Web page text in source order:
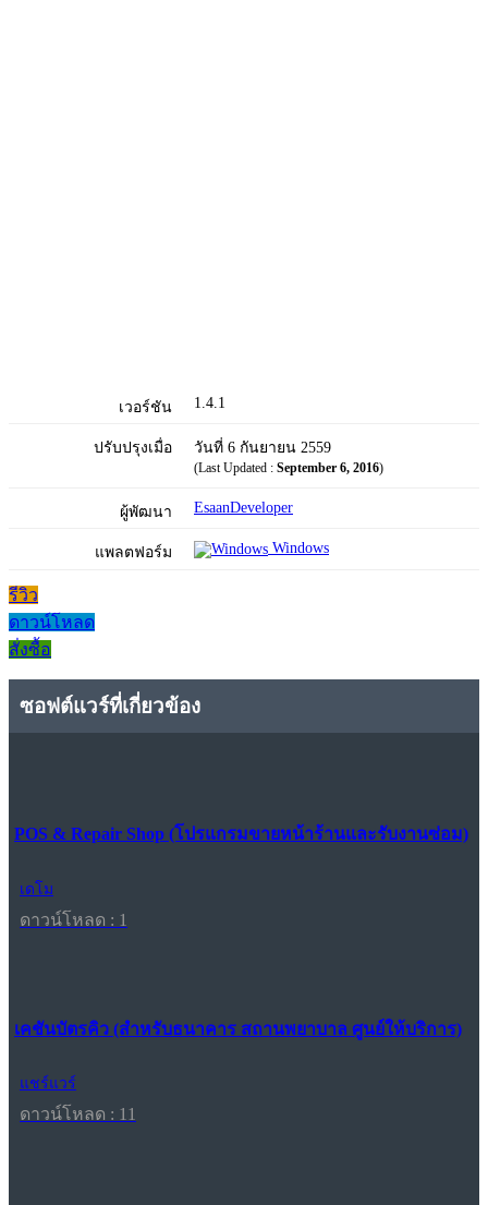
เวอร์ชัน 1.4.1
ปรับปรุงเมื่อ วันที่ 6 กันยายน 2559
(Last Updated : September 6, 2016)
ผู้พัฒนา EsaanDeveloper
แพลตฟอร์ม Windows
รีวิว
ดาวน์โหลด
สั่งซื้อ
ซอฟต์แวร์ที่เกี่ยวข้อง
POS & Repair Shop (โปรแกรมขายหน้าร้านและรับงานซ่อม)
เดโม
ดาวน์โหลด : 1
เคชันบัตรคิว (สำหรับธนาคาร สถานพยาบาล ศูนย์ให้บริการ)
แชร์แวร์
ดาวน์โหลด : 11